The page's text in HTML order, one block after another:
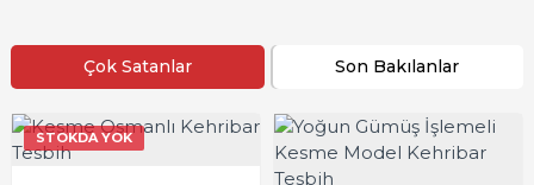
Çok Satanlar Son Bakılanlar
STOKDA YOK